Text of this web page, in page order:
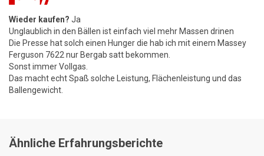
Wieder kaufen? Ja
Unglaublich in den Bällen ist einfach viel mehr Massen drinen
Die Presse hat solch einen Hunger die hab ich mit einem Massey
Ferguson 7622 nur Bergab satt bekommen.
Sonst immer Vollgas.
Das macht echt Spaß solche Leistung, Flächenleistung und das
Ballengewicht.
Ähnliche Erfahrungsberichte